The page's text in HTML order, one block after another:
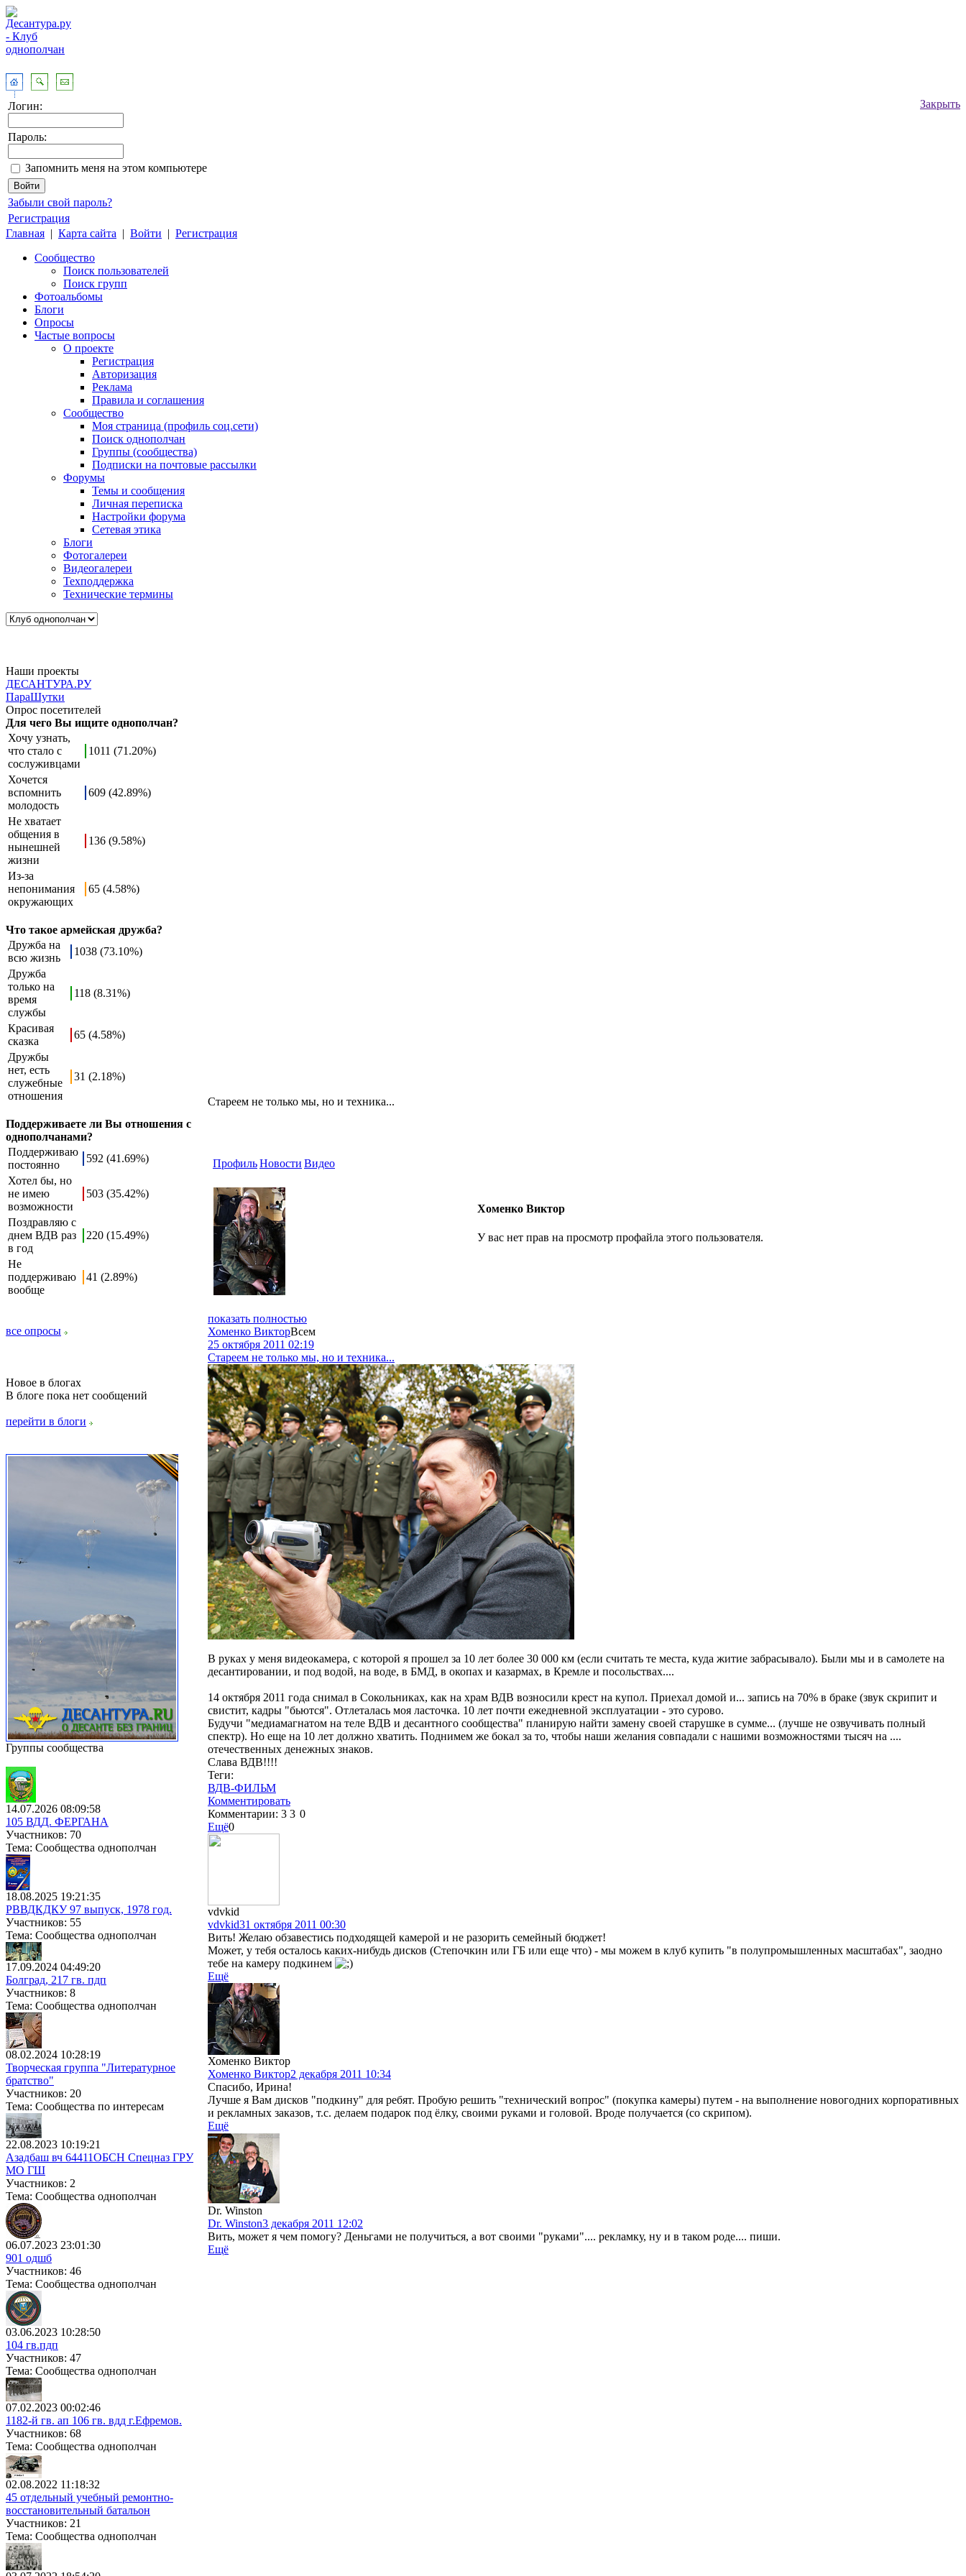
Закрыть
Логин:
Пароль:
Запомнить меня на этом компьютере
Забыли свой пароль?
Регистрация
Главная | Карта сайта | Войти | Регистрация
Сообщество
Поиск пользователей
Поиск групп
Фотоальбомы
Блоги
Опросы
Частые вопросы
О проекте
Регистрация
Авторизация
Реклама
Правила и соглашения
Сообщество
Моя страница (профиль соц.сети)
Поиск однополчан
Группы (сообщества)
Подписки на почтовые рассылки
Форумы
Темы и сообщения
Личная переписка
Настройки форума
Сетевая этика
Блоги
Фотогалереи
Видеогалереи
Техподдержка
Технические термины
Наши проекты
ДЕСАНТУРА.РУ
ПараШутки
Опрос посетителей
Для чего Вы ищите однополчан?
Хочу узнать,
что стало с
сослуживцами
1011 (71.20%)
Хочется
вспомнить
молодость
609 (42.89%)
Не хватает
общения в
нынешней
жизни
136 (9.58%)
Из-за
непонимания
окружающих
65 (4.58%)
Что такое армейская дружба?
Дружба на
всю жизнь
1038 (73.10%)
Дружба
только на
время
службы
118 (8.31%)
Красивая
сказка
65 (4.58%)
Дружбы
нет, есть
служебные
отношения
31 (2.18%)
Поддерживаете ли Вы отношения с
однополчанами?
Поддерживаю
постоянно
592 (41.69%)
Хотел бы, но
не имею
возможности
503 (35.42%)
Поздравляю с
днем ВДВ раз
в год
220 (15.49%)
Не
поддерживаю
вообще
41 (2.89%)
все опросы
Новое в блогах
В блоге пока нет сообщений
перейти в блоги
Группы сообщества
14.07.2026 08:09:58
105 ВДД. ФЕРГАНА
Участников: 70
Тема: Сообщества однополчан
18.08.2025 19:21:35
РВВДКДКУ 97 выпуск, 1978 год.
Участников: 55
Тема: Сообщества однополчан
17.09.2024 04:49:20
Болград, 217 гв. пдп
Участников: 8
Тема: Сообщества однополчан
08.02.2024 10:28:19
Творческая группа "Литературное
братство"
Участников: 20
Тема: Сообщества по интересам
22.08.2023 10:19:21
Азадбаш вч 64411ОБСН Спецназ ГРУ
МО ГШ
Участников: 2
Тема: Сообщества однополчан
06.07.2023 23:01:30
901 одшб
Участников: 46
Тема: Сообщества однополчан
03.06.2023 10:28:50
104 гв.пдп
Участников: 47
Тема: Сообщества однополчан
07.02.2023 00:02:46
1182-й гв. ап 106 гв. вдд г.Ефремов.
Участников: 68
Тема: Сообщества однополчан
02.08.2022 11:18:32
45 отдельный учебный ремонтно-
восстановительный батальон
Участников: 21
Тема: Сообщества однополчан
Стареем не только мы, но и техника...
ПрофильНовости Видео
Хоменко Виктор
У вас нет прав на просмотр профайла этого пользователя.
показать полностью
Хоменко ВикторВсем
25 октября 2011 02:19
Стареем не только мы, но и техника...
В руках у меня видеокамера, с которой я прошел за 10 лет более 30 000 км (если считать те места, куда житие забрасывало). Были мы и в самолете на
десантировании, и под водой, на воде, в БМД, в окопах и казармах, в Кремле и посольствах....
14 октября 2011 года снимал в Сокольниках, как на храм ВДВ возносили крест на купол. Приехал домой и... запись на 70% в браке (звук скрипит и
свистит, кадры "бьются". Отлеталась моя ласточка. 10 лет почти ежедневной эксплуатации - это сурово.
Будучи "медиамагнатом на теле ВДВ и десантного сообщества" планирую найти замену своей старушке в сумме... (лучше не озвучивать полный
спектр). Но еще на 10 лет должно хватить. Поднимем же бокал за то, чтобы наши желания совпадали с нашими возможностями тысяч на ....
отечественных денежных знаков.
Слава ВДВ!!!!
Теги:
ВДВ-ФИЛЬМ
Комментировать
Комментарии: 3 3 0
Ещё0
vdvkid
vdvkid31 октября 2011 00:30
Вить! Желаю обзавестись подходящей камерой и не разорить семейный бюджет!
Может, у тебя осталось каких-нибудь дисков (Степочкин или ГБ или еще что) - мы можем в клуб купить "в полупромышленных масштабах", заодно
тебе на камеру подкинем
Ещё
Хоменко Виктор
Хоменко Виктор2 декабря 2011 10:34
Спасибо, Ирина!
Лучше я Вам дисков "подкину" для ребят. Пробую решить "технический вопрос" (покупка камеры) путем - на выполнение новогодних корпоративных
и рекламных заказов, т.с. делаем подарок под ёлку, своими руками и головой. Вроде получается (со скрипом).
Ещё
Dr. Winston
Dr. Winston3 декабря 2011 12:02
Вить, может я чем помогу? Деньгами не получиться, а вот своими "руками".... рекламку, ну и в таком роде.... пиши.
Ещё